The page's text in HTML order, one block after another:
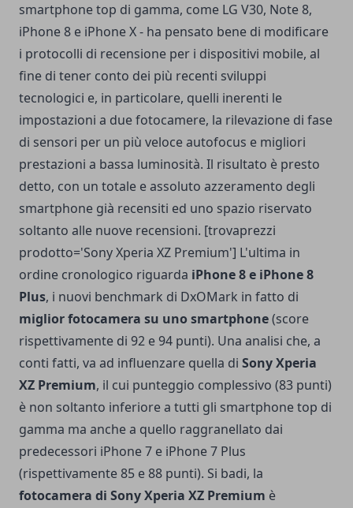
smartphone top di gamma, come LG V30, Note 8,
iPhone 8 e iPhone X - ha pensato bene di modificare
i protocolli di recensione per i dispositivi mobile, al
fine di tener conto dei più recenti sviluppi
tecnologici e, in particolare, quelli inerenti le
impostazioni a due fotocamere, la rilevazione di fase
di sensori per un più veloce autofocus e migliori
prestazioni a bassa luminosità. Il risultato è presto
detto, con un totale e assoluto azzeramento degli
smartphone già recensiti ed uno spazio riservato
soltanto alle nuove recensioni. [trovaprezzi
prodotto='Sony Xperia XZ Premium'] L'ultima in
ordine cronologico riguarda iPhone 8 e iPhone 8
Plus, i nuovi benchmark di DxOMark in fatto di
miglior fotocamera su uno smartphone(score
rispettivamente di 92 e 94 punti). Una analisi che, a
conti fatti, va ad influenzare quella di Sony Xperia
XZ Premium, il cui punteggio complessivo (83 punti)
è non soltanto inferiore a tutti gli smartphone top di
gamma ma anche a quello raggranellato dai
predecessori iPhone 7 e iPhone 7 Plus
(rispettivamente 85 e 88 punti). Si badi, la
fotocamera di Sony Xperia XZ Premium è